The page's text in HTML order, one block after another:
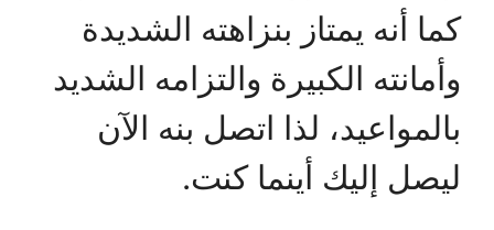
كما أنه يمتاز بنزاهته الشديدة
وأمانته الكبيرة والتزامه الشديد
بالمواعيد، لذا اتصل بنه الآن
ليصل إليك أينما كنت.